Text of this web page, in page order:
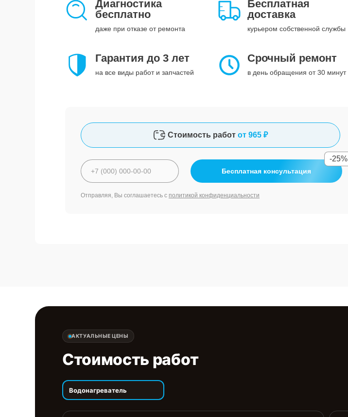
Диагностика
бесплатно
даже при отказе от ремонта
Бесплатная
доставка
курьером собственной службы
Гарантия до 3 лет
на все виды работ и запчастей
Срочный ремонт
в день обращения от 30 минут
Стоимость работ от 965 ₽
Бесплатная консультация
-25%
Отправляя, Вы соглашаетесь с политикой конфиденциальности
АКТУАЛЬНЫЕ ЦЕНЫ
Стоимость работ
Водонагреватель